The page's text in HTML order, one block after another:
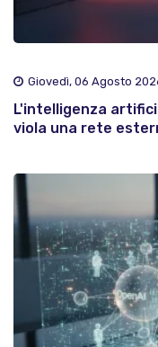
Giovedì, 06 Agosto
L'intelligenza
viola una rete